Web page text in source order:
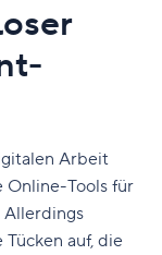
Arbeit
Online-Tools für
Allerdings
auf, die